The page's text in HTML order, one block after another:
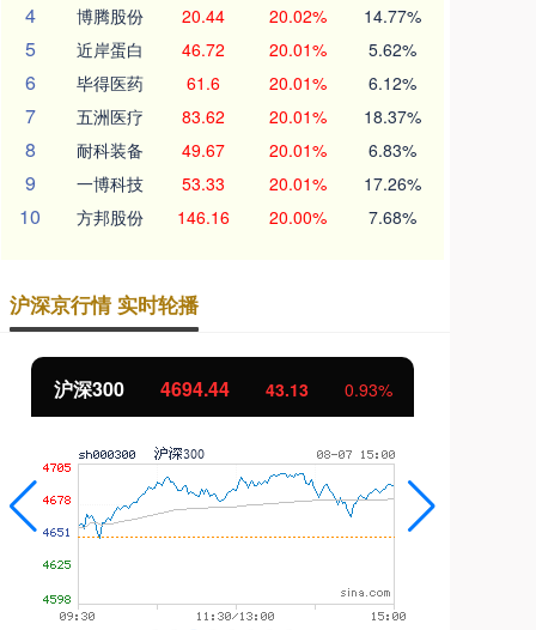
4 博腾股份 20.44 20.02% 14.77%
5 近岸蛋白 46.72 20.01% 5.62%
6 毕得医药 61.6 20.01% 6.12%
7 五洲医疗 83.62 20.01% 18.37%
8 耐科装备 49.67 20.01% 6.83%
9 一博科技 53.33 20.01% 17.26%
10 方邦股份 146.16 20.00% 7.68%
沪深京行情 实时轮播
北证50 1134.24 11.37 1.01%